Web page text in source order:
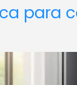
para